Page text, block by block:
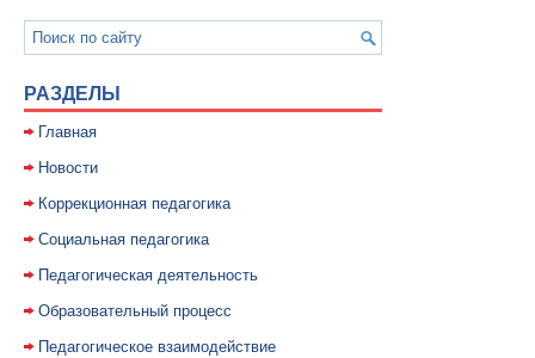
РАЗДЕЛЫ
Главная
Новости
Коррекционная педагогика
Социальная педагогика
Педагогическая деятельность
Образовательный процесс
Педагогическое взаимодействие